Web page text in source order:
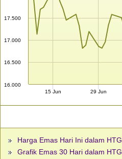
16.000
16.500
17.000
17.500
15 Jun 29 Jun
Harga Emas Hari Ini dalam HTG
Grafik Emas 30 Hari dalam HTG